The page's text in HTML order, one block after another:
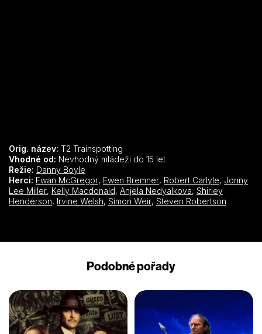
Orig. název: T2 Trainspotting
Vhodné od: Nevhodný mládeži do 15 let
Režie: Danny Boyle
Herci: Ewan McGregor, Ewen Bremner, Robert Carlyle, Jonny
Lee Miller, Kelly Macdonald, Anjela Nedyalkova, Shirley
Henderson, Irvine Welsh, Simon Weir, Steven Robertson
Podobné pořady